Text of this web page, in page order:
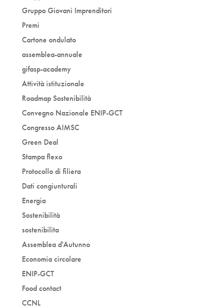
Gruppo Giovani Imprenditori
Premi
Cartone ondulato
assemblea-annuale
gifasp-academy
Attività istituzionale
Roadmap Sostenibilità
Convegno Nazionale ENIP-GCT
Congresso AIMSC
Green Deal
Stampa flexo
Protocollo di filiera
Dati congiunturali
Energia
Sostenibilità
sostenibilita
Assemblea d'Autunno
Economia circolare
ENIP-GCT
Food contact
CCNL